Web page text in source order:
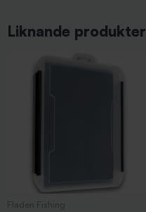
Liknande produkter